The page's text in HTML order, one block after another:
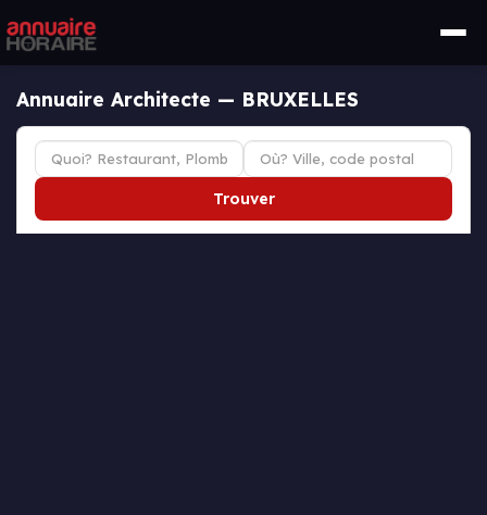
Annuaire Architecte — BRUXELLES
Trouver